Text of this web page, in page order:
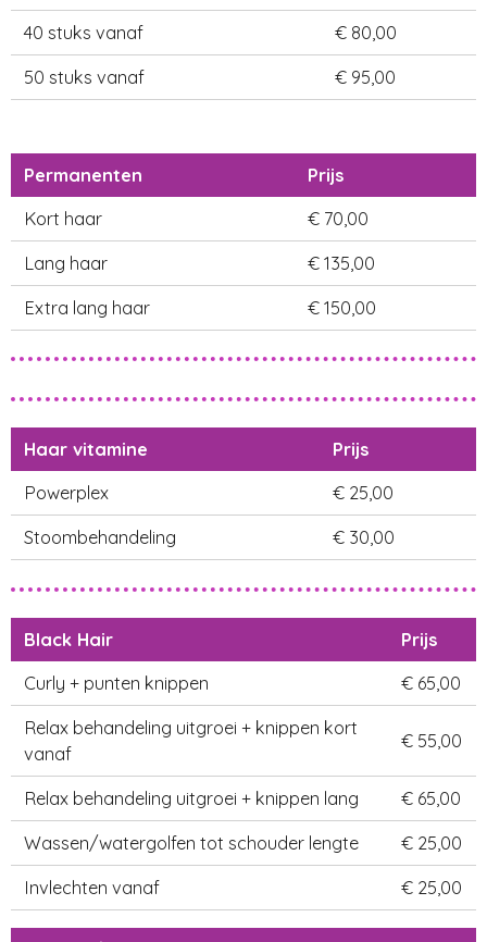
40 stuks vanaf € 80,00
50 stuks vanaf € 95,00
Permanenten
Prijs
Kort haar
€ 70,00
Lang haar € 135,00
Extra lang haar € 150,00
Haar vitamine
Prijs
Powerplex
€ 25,00
Stoombehandeling € 30,00
Black Hair
Prijs
Curly + punten knippen
€ 65,00
Relax behandeling uitgroei + knippen kort
vanaf
€ 55,00
Relax behandeling uitgroei + knippen lang € 65,00
Wassen/watergolfen tot schouder lengte € 25,00
Invlechten vanaf € 25,00